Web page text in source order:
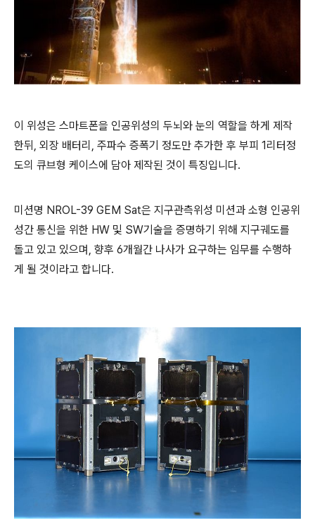
이 위성은 스마트폰을 인공위성의 두뇌와 눈의 역할을 하게 제작
한뒤, 외장 배터리, 주파수 증폭기 정도만 추가한 후 부피 1리터정
도의 큐브형 케이스에 담아 제작된 것이 특징입니다.
미션명 NROL-39 GEM Sat은 지구관측위성 미션과 소형 인공위
성간 통신을 위한 HW 및 SW기술을 증명하기 위해 지구궤도를
돌고 있고 있으며, 향후 6개월간 나사가 요구하는 임무를 수행하
게 될 것이라고 합니다.